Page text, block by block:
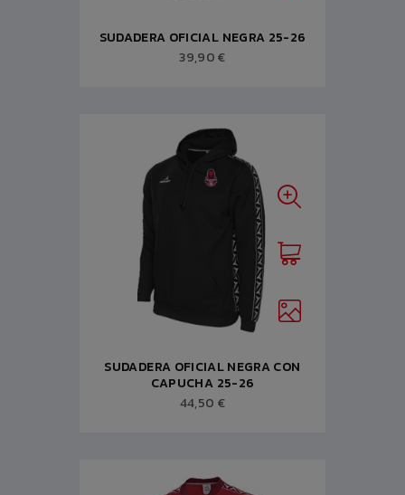
SUDADERA OFICIAL NEGRA 25-26
39,90 €
SUDADERA OFICIAL NEGRA CON
CAPUCHA 25-26
44,50 €